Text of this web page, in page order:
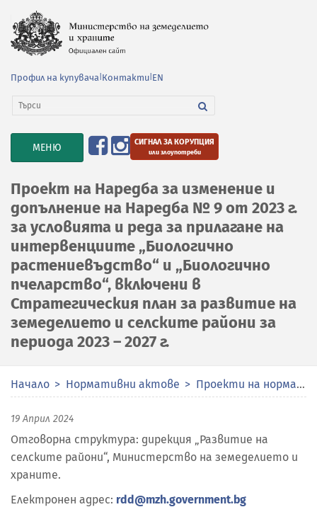
Профил на купувача Контакти EN
TOGGLE
NAVIGATION
МЕНЮ СИГНАЛ ЗА КОРУПЦИЯ
или злоупотреби
Проект на Наредба за изменение и
допълнение на Наредба № 9 от 2023 г.
за условията и реда за прилагане на
интервенциите „Биологично
растениевъдство“ и „Биологично
пчеларство“, включени в
Стратегическия план за развитие на
земеделието и селските райони за
периода 2023 – 2027 г.
Начало Нормативни актове Проекти на нормативни актове
19 Април 2024
Отговорна структура: дирекция „Развитие на
селските райони“, Министерство на земеделието и
храните.
Електронен адрес: rdd@mzh.government.bg